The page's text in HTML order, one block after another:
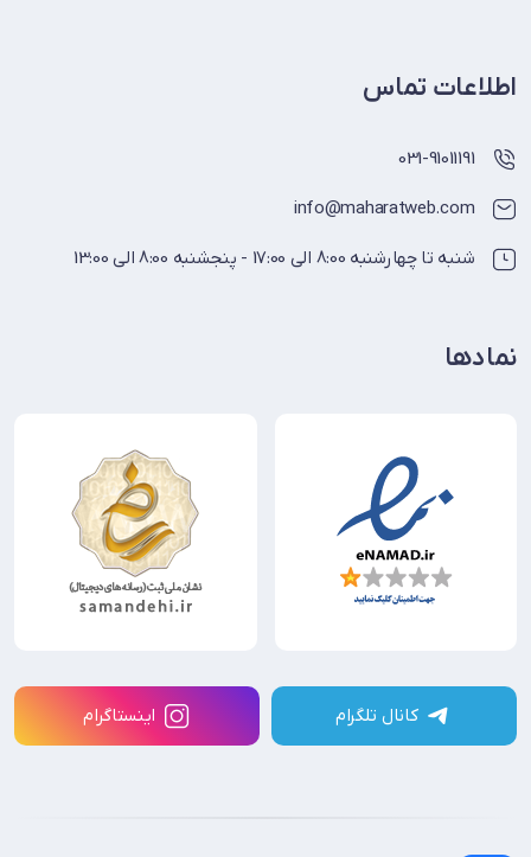
اطلاعات تماس
031-91011191
info@maharatweb.com
شنبه تا چهارشنبه 8:00 الی 17:00 - پنجشنبه 8:00 الی 13:00
نمادها
کانال تلگرام اینستاگرام